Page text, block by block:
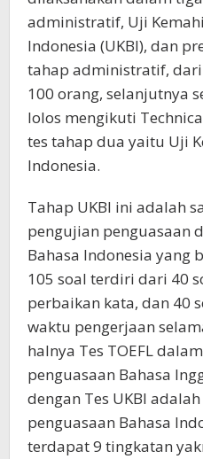
administratif, Uji
Indonesia (UKBI), dan
tahap administratif,
100 orang, selanjutnya
lolos mengikuti
tes tahap dua yaitu Uji
Indonesia.
Tahap UKBI ini adalah
pengujian penguasaan
Bahasa Indonesia yang
105 soal terdiri dari 40
perbaikan kata, dan 40
waktu pengerjaan
halnya Tes TOEFL
penguasaan Bahasa
dengan Tes UKBI
penguasaan Bahasa
terdapat 9 tingkatan